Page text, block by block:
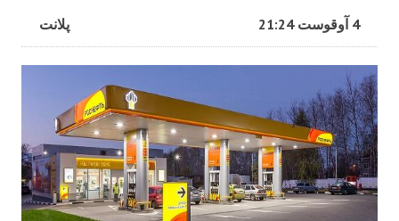
پلانت 4 آوقوست 21:24